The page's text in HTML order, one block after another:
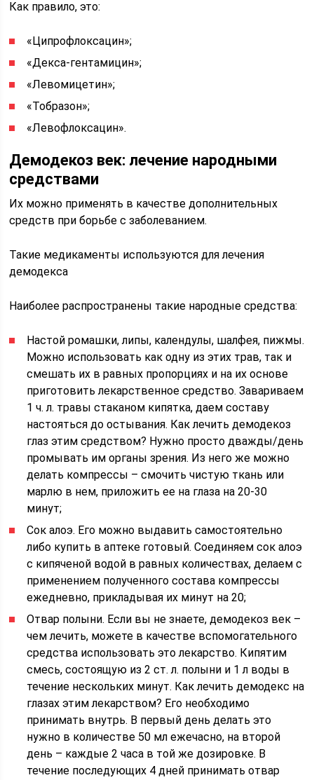
Как правило, это:
«Ципрофлоксацин»;
«Декса-гентамицин»;
«Левомицетин»;
«Тобразон»;
«Левофлоксацин».
Демодекоз век: лечение народными
средствами
Их можно применять в качестве дополнительных
средств при борьбе с заболеванием.
Такие медикаменты используются для лечения
демодекса
Наиболее распространены такие народные средства:
Настой ромашки, липы, календулы, шалфея, пижмы.
Можно использовать как одну из этих трав, так и
смешать их в равных пропорциях и на их основе
приготовить лекарственное средство. Завариваем
1 ч. л. травы стаканом кипятка, даем составу
настояться до остывания. Как лечить демодекоз
глаз этим средством? Нужно просто дважды/день
промывать им органы зрения. Из него же можно
делать компрессы – смочить чистую ткань или
марлю в нем, приложить ее на глаза на 20-30
минут;
Сок алоэ. Его можно выдавить самостоятельно
либо купить в аптеке готовый. Соединяем сок алоэ
с кипяченой водой в равных количествах, делаем с
применением полученного состава компрессы
ежедневно, прикладывая их минут на 20;
Отвар полыни. Если вы не знаете, демодекоз век –
чем лечить, можете в качестве вспомогательного
средства использовать это лекарство. Кипятим
смесь, состоящую из 2 ст. л. полыни и 1 л воды в
течение нескольких минут. Как лечить демодекс на
глазах этим лекарством? Его необходимо
принимать внутрь. В первый день делать это
нужно в количестве 50 мл ежечасно, на второй
день – каждые 2 часа в той же дозировке. В
течение последующих 4 дней принимать отвар